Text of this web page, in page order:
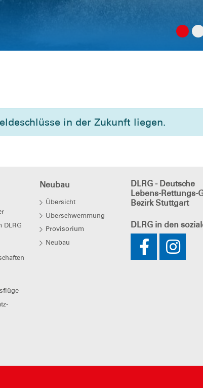
in der Zukunft liegen.
DLRG
Neubau
Übersicht
Überschwemmung
Provisorium
Neubau
DLRG - Deutsche
Lebens-Rettungs-
Bezirk Stuttgart
DLRG in den